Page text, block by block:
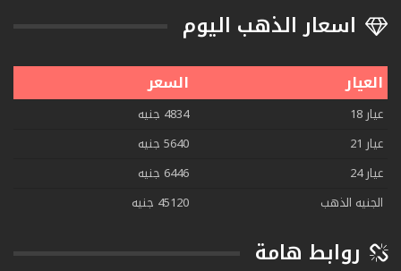
اسعار الذهب اليوم
العيار السعر
عيار 18
4834 جنيه
عيار 21
5640 جنيه
عيار 24
6446 جنيه
الجنيه الذهب
45120 جنيه
روابط هامة